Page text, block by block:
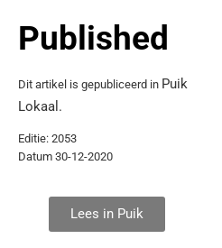
Published
Dit artikel is gepubliceerd in Puik
Lokaal.
Editie: 2053
Datum 30-12-2020
Lees in Puik